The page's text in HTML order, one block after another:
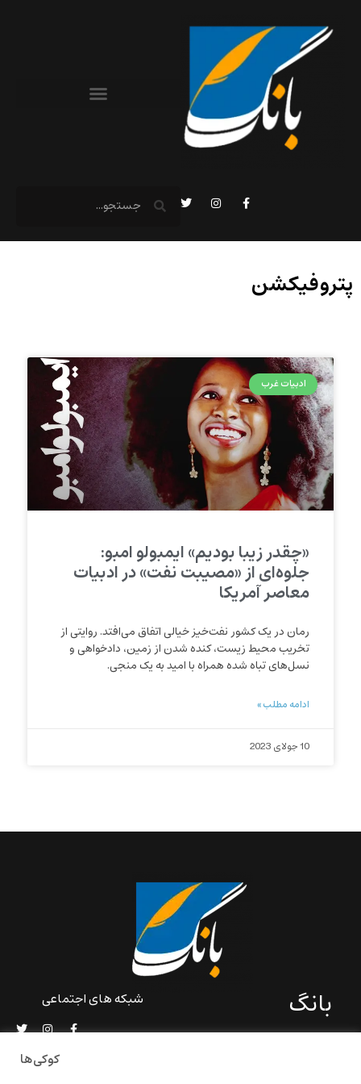
پتروفیکشن
ادبیات غرب
«چقدر زیبا بودیم» ایمبولو امبو:
جلوه‌ای از «مصیبت نفت» در ادبیات
معاصر آمریکا
رمان در یک کشور نفت‌خیز خیالی اتفاق می‌افتد. روایتی از
تخریب محیط زیست، کنده شدن از زمین، دادخواهی و
نسل‌های تباه شده همراه با امید به یک منجی.
ادامه مطلب »
10 جولای 2023
بانگ شبکه های اجتماعی
کوکی‌ها